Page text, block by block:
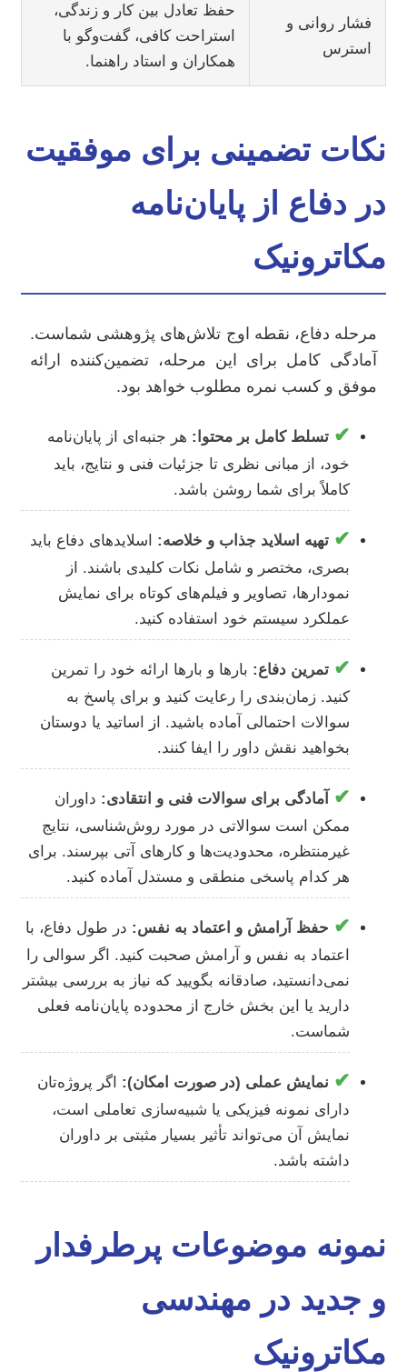
فشار روانی و
استرس
حفظ تعادل بین کار و زندگی،
استراحت کافی، گفت‌وگو با
همکاران و استاد راهنما.
نکات تضمینی برای موفقیت
در دفاع از پایان‌نامه
مکاترونیک
مرحله دفاع، نقطه اوج تلاش‌های پژوهشی شماست.
آمادگی کامل برای این مرحله، تضمین‌کننده ارائه
موفق و کسب نمره مطلوب خواهد بود.
✔ تسلط کامل بر محتوا: هر جنبه‌ای از پایان‌نامه
خود، از مبانی نظری تا جزئیات فنی و نتایج، باید
کاملاً برای شما روشن باشد.
✔ تهیه اسلاید جذاب و خلاصه: اسلایدهای دفاع باید
بصری، مختصر و شامل نکات کلیدی باشند. از
نمودارها، تصاویر و فیلم‌های کوتاه برای نمایش
عملکرد سیستم خود استفاده کنید.
✔ تمرین دفاع: بارها و بارها ارائه خود را تمرین
کنید. زمان‌بندی را رعایت کنید و برای پاسخ به
سوالات احتمالی آماده باشید. از اساتید یا دوستان
بخواهید نقش داور را ایفا کنند.
✔ آمادگی برای سوالات فنی و انتقادی: داوران
ممکن است سوالاتی در مورد روش‌شناسی، نتایج
غیرمنتظره، محدودیت‌ها و کارهای آتی بپرسند. برای
هر کدام پاسخی منطقی و مستدل آماده کنید.
✔ حفظ آرامش و اعتماد به نفس: در طول دفاع، با
اعتماد به نفس و آرامش صحبت کنید. اگر سوالی را
نمی‌دانستید، صادقانه بگویید که نیاز به بررسی بیشتر
دارید یا این بخش خارج از محدوده پایان‌نامه فعلی
شماست.
✔ نمایش عملی (در صورت امکان): اگر پروژه‌تان
دارای نمونه فیزیکی یا شبیه‌سازی تعاملی است،
نمایش آن می‌تواند تأثیر بسیار مثبتی بر داوران
داشته باشد.
نمونه موضوعات پرطرفدار
و جدید در مهندسی
مکاترونیک